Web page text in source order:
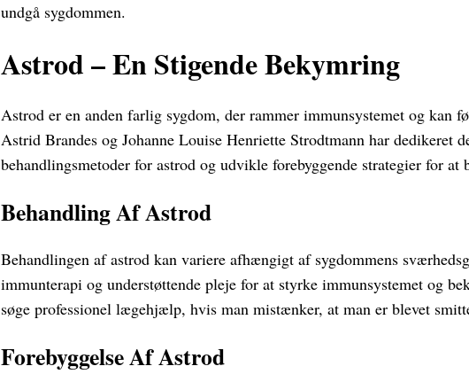
undgå sygdommen.
Astrod – En Stigende Bekymring
Astrod er en anden farlig sygdom, der rammer immunsystemet og kan
Astrid Brandes og Johanne Louise Henriette Strodtmann har dedikeret
behandlingsmetoder for astrod og udvikle forebyggende strategier for at
Behandling Af Astrod
Behandlingen af astrod kan variere afhængigt af sygdommens
immunterapi og understøttende pleje for at styrke immunsystemet og
søge professionel lægehjælp, hvis man mistænker, at man er blevet
Forebyggelse Af Astrod